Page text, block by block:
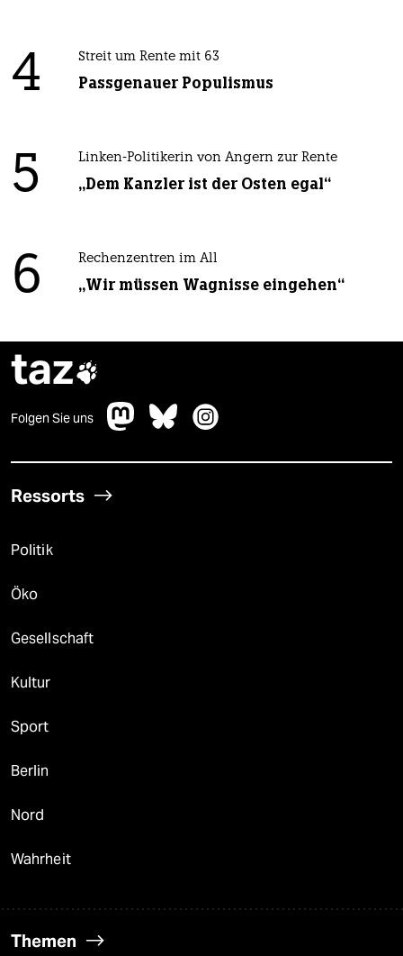
4
Streit um Rente mit 63
Passgenauer Populismus
5 Linken-Politikerin von Angern zur Rente
„Dem Kanzler ist der Osten egal“
6 Rechenzentren im All
„Wir müssen Wagnisse eingehen“
taz
Folgen Sie uns
Ressorts
Politik
Öko
Gesellschaft
Kultur
Sport
Berlin
Nord
Wahrheit
Themen